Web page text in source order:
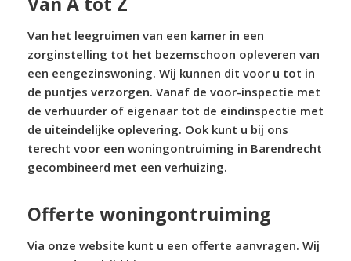
Van het leegruimen van een kamer in een
zorginstelling tot het bezemschoon opleveren van
een eengezinswoning. Wij kunnen dit voor u tot in
de puntjes verzorgen. Vanaf de voor-inspectie met
de verhuurder of eigenaar tot de eindinspectie met
de uiteindelijke oplevering. Ook kunt u bij ons
terecht voor een woningontruiming in Barendrecht
gecombineerd met een verhuizing.
Offerte woningontruiming
Via onze website kunt u een offerte aanvragen. Wij